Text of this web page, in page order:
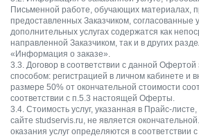
Письменной работе, обучающих материалах,
предоставленных Заказчиком, согласованные
дополнительных услугах содержатся как
направленной Заказчиком, так и в других
«Информация о заказе».
3.3. Договор в соответствии с данной
способом: регистрацией в личном кабинете и
размере 50% от окончательной стоимости
соответствии с п.5.3 настоящей Оферты.
3.4. Стоимость услуг, указанная в Прайс-
сайте studservis.ru, не является
оказания услуг определяются в соответствии